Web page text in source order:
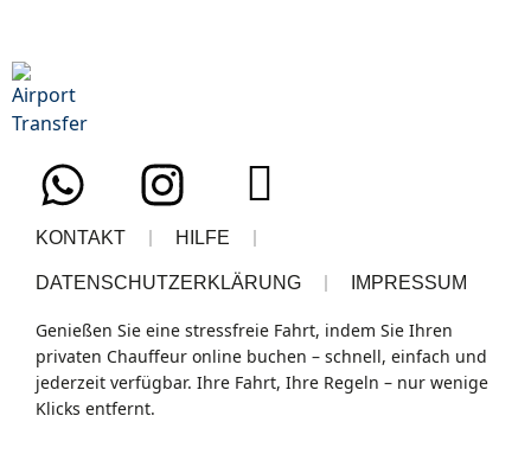
KONTAKT HILFE
DATENSCHUTZERKLÄRUNG IMPRESSUM
Genießen Sie eine stressfreie Fahrt, indem Sie Ihren
privaten Chauffeur online buchen – schnell, einfach und
jederzeit verfügbar. Ihre Fahrt, Ihre Regeln – nur wenige
Klicks entfernt.